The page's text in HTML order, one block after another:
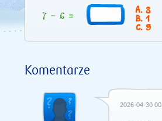
8
1
9
Komentarze
2026-04-30